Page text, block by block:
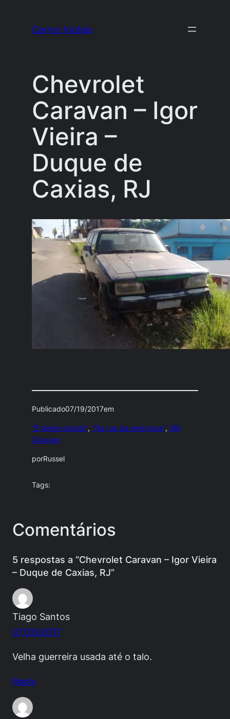
Carros Inúteis
Chevrolet
Caravan – Igor
Vieira –
Duque de
Caxias, RJ
Publicado07/19/2017em
"É tempo ainda!", "Na rua da amargura", GM
Caravan
porRussel
Tags:
Comentários
5 respostas a “Chevrolet Caravan – Igor Vieira
– Duque de Caxias, RJ”
Tiago Santos
07/20/2017
Velha guerreira usada até o talo.
Reply